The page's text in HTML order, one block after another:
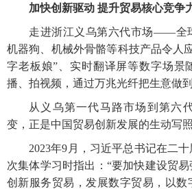
加快创新驱动 提升贸易核心竞争
走进浙江义乌第六代市场——全
机器狗、机械外骨骼等科技产品令人
字老板娘”、实时翻译屏等数字场景
播、拍视频，通过万兆光纤把生意做到
从义乌第一代马路市场到第六
变，正是中国贸易创新发展的生动写照
2023年9月，习近平总书记在二
次集体学习时指出：“要加快建设贸易
创新服务贸易，发展数字贸易，以数